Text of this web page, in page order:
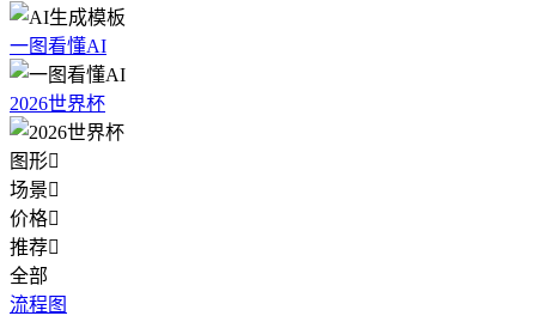
一图看懂AI
2026世界杯
图形
场景
价格
推荐
全部
流程图